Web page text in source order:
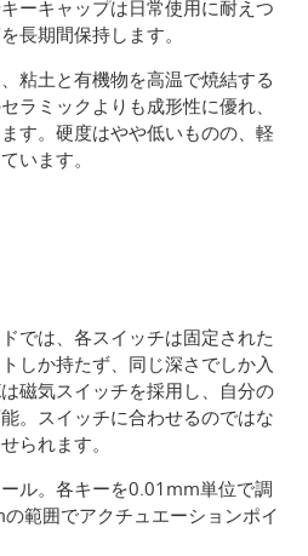
ーキャップは日常使用に耐えつ
長期間保持します。
粘土と有機物を高温で焼結する
ラミックよりも成形性に優れ、
す。硬度はやや低いものの、軽
います。
では、各スイッチは固定された
しか持たず、同じ深さでしか入
磁気スイッチを採用し、自分の
。スイッチに合わせるのではな
られます。
ル。各キーを0.01mm単位で調
範囲でアクチュエーションポイ